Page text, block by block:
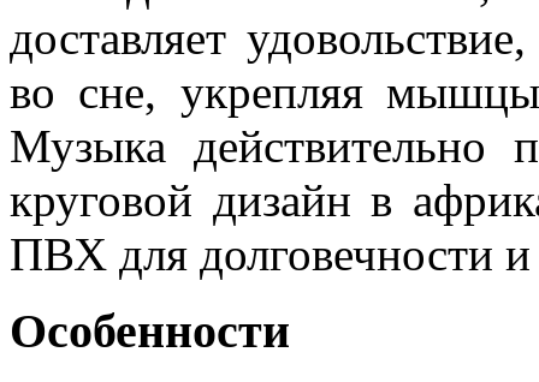
доставляет
во сне, укрепляя
Музыка действительно
круговой дизайн в
ПВХ для долговечности и
Особенности